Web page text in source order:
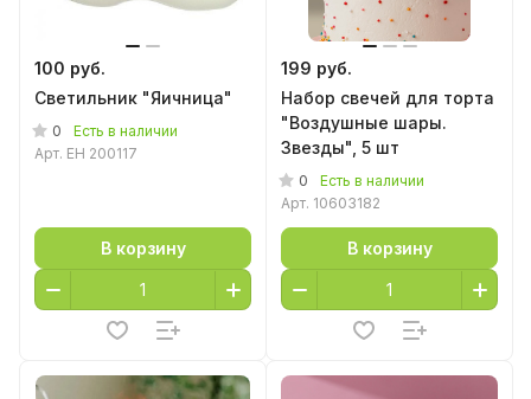
100 руб.
Светильник "Яичница"
0
Есть в наличии
Арт. EH 200117
В корзину
199 руб.
Набор свечей для торта
"Воздушные шары.
Звезды", 5 шт
0
Есть в наличии
Арт. 10603182
В корзину